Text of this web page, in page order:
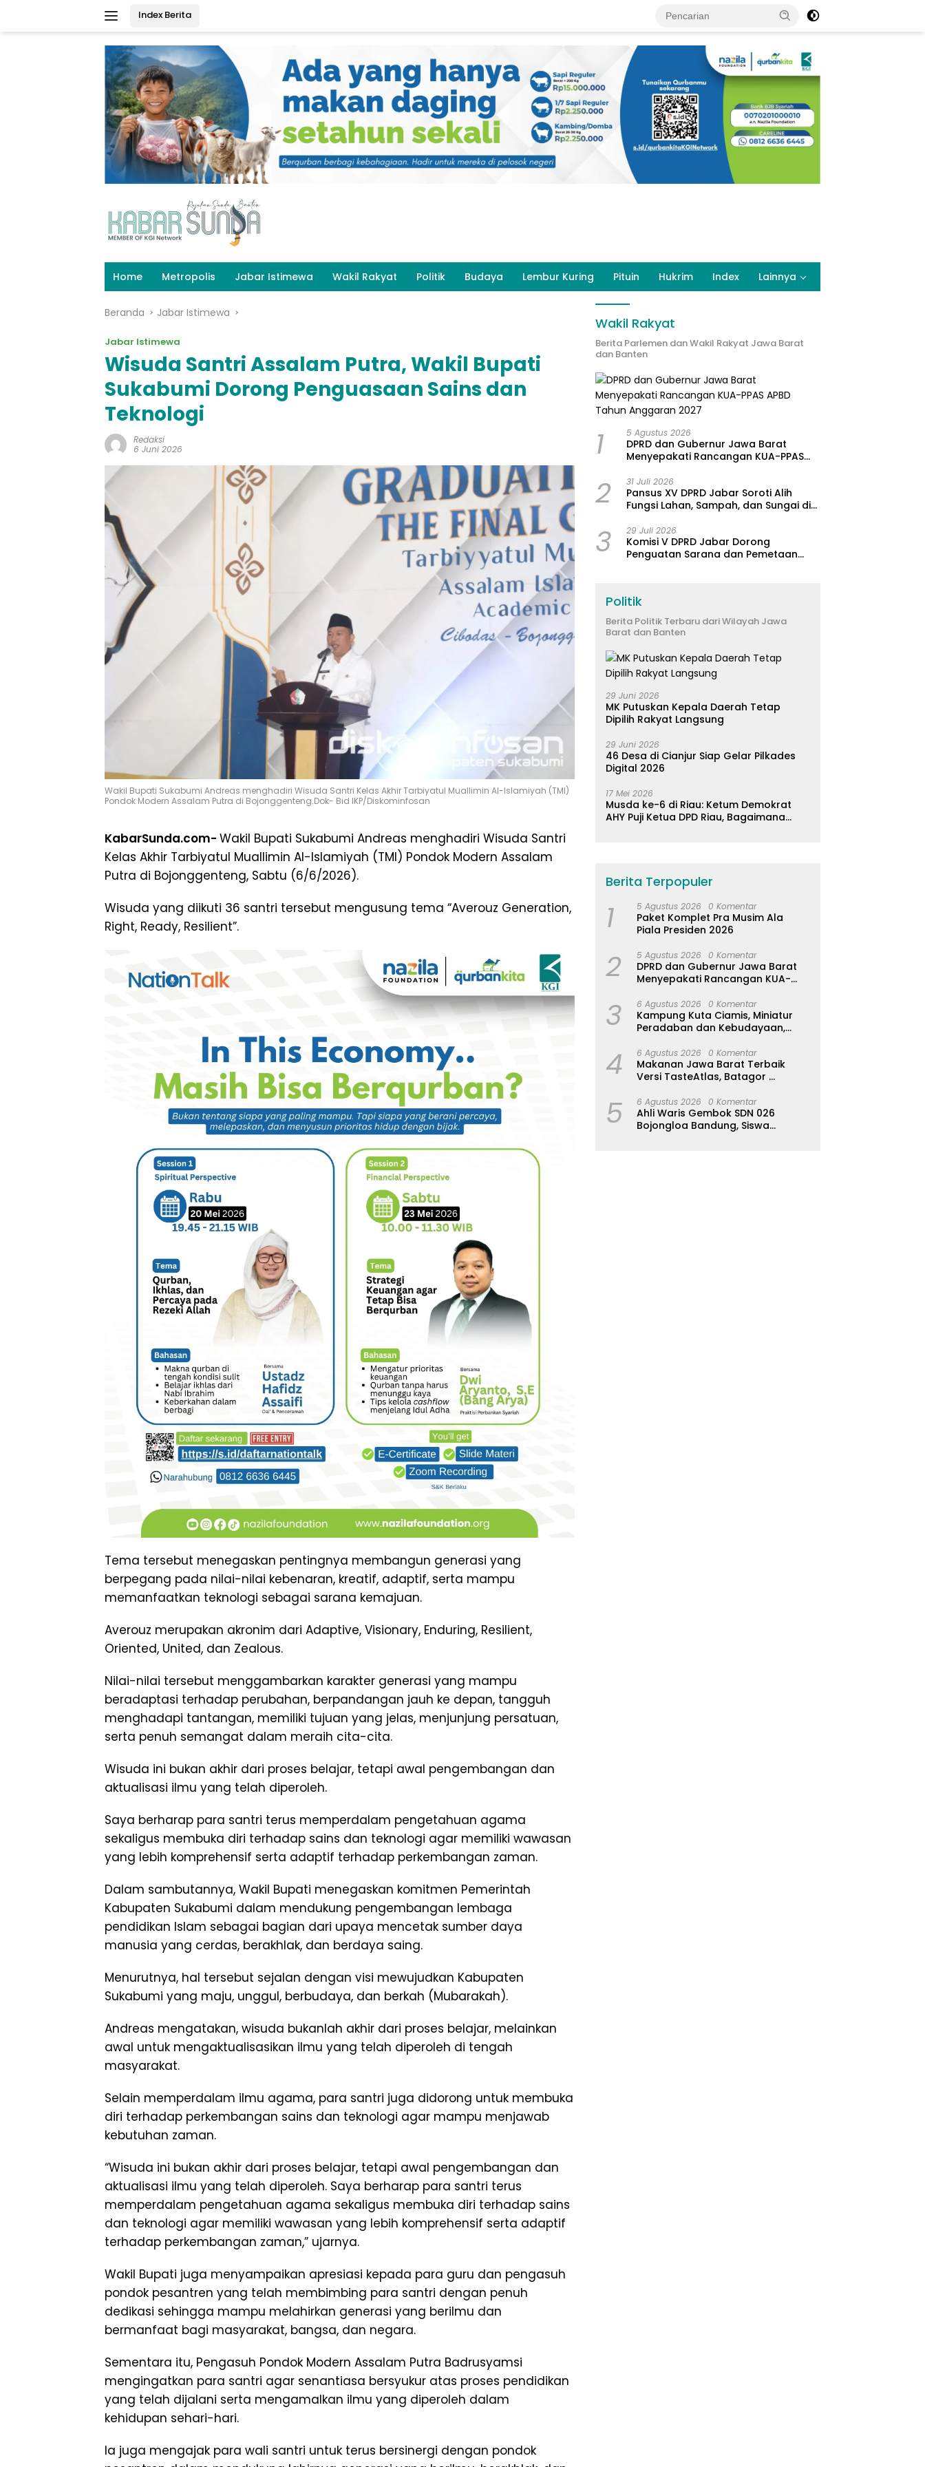
Index Berita
Home Metropolis Jabar Istimewa Wakil Rakyat Politik Budaya Lembur Kuring Pituin Hukrim Index Lainnya
Beranda Jabar Istimewa
Jabar Istimewa
Wisuda Santri Assalam Putra, Wakil Bupati
Sukabumi Dorong Penguasaan Sains dan
Teknologi
Redaksi
6 Juni 2026
Wakil Bupati Sukabumi Andreas menghadiri Wisuda Santri Kelas Akhir Tarbiyatul Muallimin Al-Islamiyah (TMI)
Pondok Modern Assalam Putra di Bojonggenteng.Dok- Bid IKP/Diskominfosan
KabarSunda.com- Wakil Bupati Sukabumi Andreas menghadiri Wisuda Santri
Kelas Akhir Tarbiyatul Muallimin Al-Islamiyah (TMI) Pondok Modern Assalam
Putra di Bojonggenteng, Sabtu (6/6/2026).
Wisuda yang diikuti 36 santri tersebut mengusung tema “Averouz Generation,
Right, Ready, Resilient”.
Tema tersebut menegaskan pentingnya membangun generasi yang
berpegang pada nilai-nilai kebenaran, kreatif, adaptif, serta mampu
memanfaatkan teknologi sebagai sarana kemajuan.
Averouz merupakan akronim dari Adaptive, Visionary, Enduring, Resilient,
Oriented, United, dan Zealous.
Nilai-nilai tersebut menggambarkan karakter generasi yang mampu
beradaptasi terhadap perubahan, berpandangan jauh ke depan, tangguh
menghadapi tantangan, memiliki tujuan yang jelas, menjunjung persatuan,
serta penuh semangat dalam meraih cita-cita.
Wisuda ini bukan akhir dari proses belajar, tetapi awal pengembangan dan
aktualisasi ilmu yang telah diperoleh.
Saya berharap para santri terus memperdalam pengetahuan agama
sekaligus membuka diri terhadap sains dan teknologi agar memiliki wawasan
yang lebih komprehensif serta adaptif terhadap perkembangan zaman.
Dalam sambutannya, Wakil Bupati menegaskan komitmen Pemerintah
Kabupaten Sukabumi dalam mendukung pengembangan lembaga
pendidikan Islam sebagai bagian dari upaya mencetak sumber daya
manusia yang cerdas, berakhlak, dan berdaya saing.
Menurutnya, hal tersebut sejalan dengan visi mewujudkan Kabupaten
Sukabumi yang maju, unggul, berbudaya, dan berkah (Mubarakah).
Andreas mengatakan, wisuda bukanlah akhir dari proses belajar, melainkan
awal untuk mengaktualisasikan ilmu yang telah diperoleh di tengah
masyarakat.
Selain memperdalam ilmu agama, para santri juga didorong untuk membuka
diri terhadap perkembangan sains dan teknologi agar mampu menjawab
kebutuhan zaman.
“Wisuda ini bukan akhir dari proses belajar, tetapi awal pengembangan dan
aktualisasi ilmu yang telah diperoleh. Saya berharap para santri terus
memperdalam pengetahuan agama sekaligus membuka diri terhadap sains
dan teknologi agar memiliki wawasan yang lebih komprehensif serta adaptif
terhadap perkembangan zaman,” ujarnya.
Wakil Bupati juga menyampaikan apresiasi kepada para guru dan pengasuh
pondok pesantren yang telah membimbing para santri dengan penuh
dedikasi sehingga mampu melahirkan generasi yang berilmu dan
bermanfaat bagi masyarakat, bangsa, dan negara.
Sementara itu, Pengasuh Pondok Modern Assalam Putra Badrusyamsi
mengingatkan para santri agar senantiasa bersyukur atas proses pendidikan
yang telah dijalani serta mengamalkan ilmu yang diperoleh dalam
kehidupan sehari-hari.
Ia juga mengajak para wali santri untuk terus bersinergi dengan pondok
Wakil Rakyat
Berita Parlemen dan Wakil Rakyat Jawa Barat
dan Banten
1 5 Agustus 2026
DPRD dan Gubernur Jawa Barat
Menyepakati Rancangan KUA-PPAS
2 31 Juli 2026
Pansus XV DPRD Jabar Soroti Alih
Fungsi Lahan, Sampah, dan Sungai di
3 29 Juli 2026
Komisi V DPRD Jabar Dorong
Penguatan Sarana dan Pemetaan
Politik
Berita Politik Terbaru dari Wilayah Jawa
Barat dan Banten
29 Juni 2026
MK Putuskan Kepala Daerah Tetap
Dipilih Rakyat Langsung
29 Juni 2026
46 Desa di Cianjur Siap Gelar Pilkades
Digital 2026
17 Mei 2026
Musda ke-6 di Riau: Ketum Demokrat
AHY Puji Ketua DPD Riau, Bagaimana
Berita Terpopuler
1 5 Agustus 2026 0 Komentar
Paket Komplet Pra Musim Ala
Piala Presiden 2026
2 5 Agustus 2026 0 Komentar
DPRD dan Gubernur Jawa Barat
Menyepakati Rancangan KUA-
3 6 Agustus 2026 0 Komentar
Kampung Kuta Ciamis, Miniatur
Peradaban dan Kebudayaan,
Dijaga
4 6 Agustus 2026 0 Komentar
Makanan Jawa Barat Terbaik
Versi TasteAtlas, Batagor
5 6 Agustus 2026 0 Komentar
Ahli Waris Gembok SDN 026
Bojongloa Bandung, Siswa